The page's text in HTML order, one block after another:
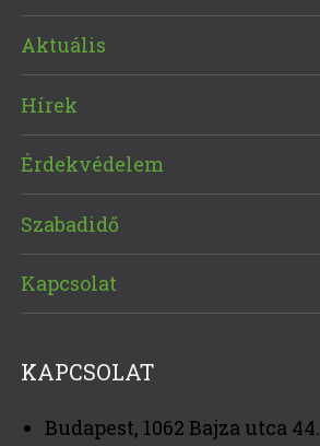
Aktuális
Hírek
Érdekvédelem
Szabadidő
Kapcsolat
KAPCSOLAT
Budapest, 1062 Bajza utca 44.